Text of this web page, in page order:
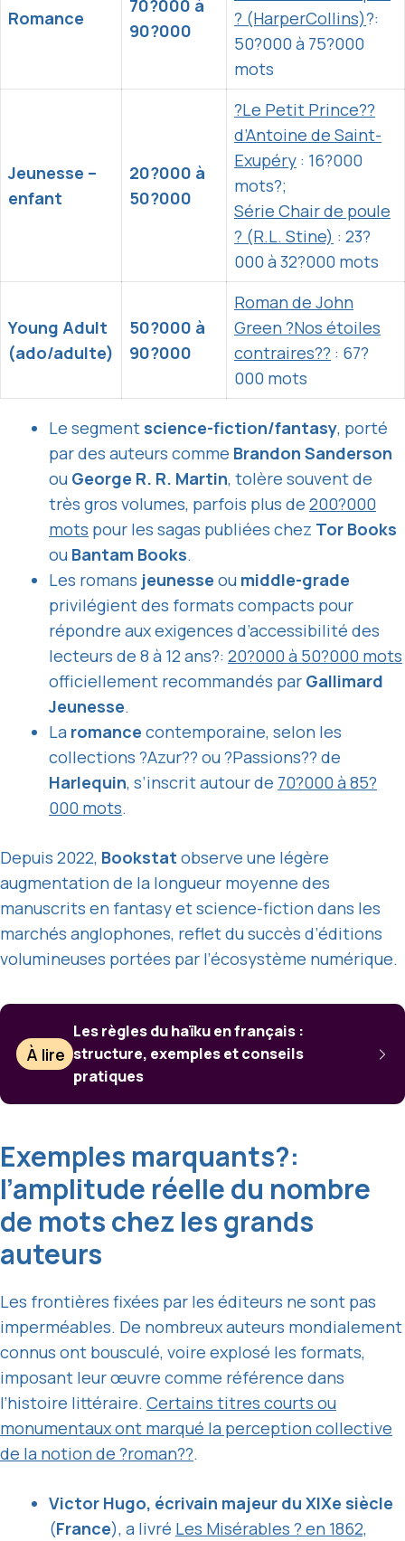
Romance
70?000 à
90?000
? (HarperCollins)?:
50?000 à 75?000
mots
Jeunesse –
enfant
20?000 à
50?000
?Le Petit Prince??
d’Antoine de Saint-
Exupéry : 16?000
mots?;
Série Chair de poule
? (R.L. Stine) : 23?
000 à 32?000 mots
Young Adult
(ado/adulte)
50?000 à
90?000
Roman de John
Green ?Nos étoiles
contraires?? : 67?
000 mots
Le segment science-fiction/fantasy, porté
par des auteurs comme Brandon Sanderson
ou George R. R. Martin, tolère souvent de
très gros volumes, parfois plus de 200?000
mots pour les sagas publiées chez Tor Books
ou Bantam Books.
Les romans jeunesse ou middle-grade
privilégient des formats compacts pour
répondre aux exigences d’accessibilité des
lecteurs de 8 à 12 ans?: 20?000 à 50?000 mots
officiellement recommandés par Gallimard
Jeunesse.
La romance contemporaine, selon les
collections ?Azur?? ou ?Passions?? de
Harlequin, s’inscrit autour de 70?000 à 85?
000 mots.
Depuis 2022, Bookstat observe une légère
augmentation de la longueur moyenne des
manuscrits en fantasy et science-fiction dans les
marchés anglophones, reflet du succès d’éditions
volumineuses portées par l’écosystème numérique.
À lire
Les règles du haïku en français :
structure, exemples et conseils
pratiques
Exemples marquants?:
l’amplitude réelle du nombre
de mots chez les grands
auteurs
Les frontières fixées par les éditeurs ne sont pas
imperméables. De nombreux auteurs mondialement
connus ont bousculé, voire explosé les formats,
imposant leur œuvre comme référence dans
l’histoire littéraire. Certains titres courts ou
monumentaux ont marqué la perception collective
de la notion de ?roman??.
Victor Hugo, écrivain majeur du XIXe siècle
(France), a livré Les Misérables ? en 1862,